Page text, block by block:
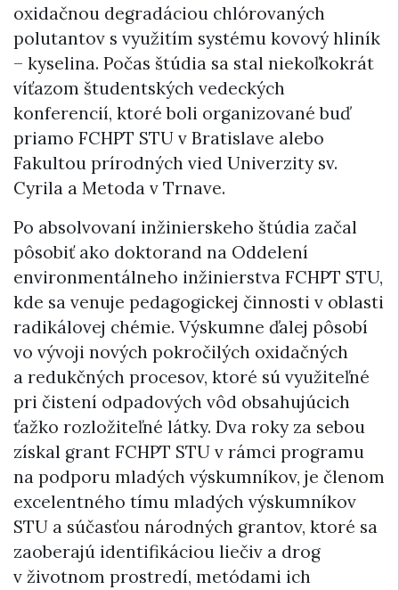
oxidačnou degradáciou chlórovaných
polutantov s využitím systému kovový hliník
– kyselina. Počas štúdia sa stal niekoľkokrát
víťazom študentských vedeckých
konferencií, ktoré boli organizované buď
priamo FCHPT STU v Bratislave alebo
Fakultou prírodných vied Univerzity sv.
Cyrila a Metoda v Trnave.
Po absolvovaní inžinierskeho štúdia začal
pôsobiť ako doktorand na Oddelení
environmentálneho inžinierstva FCHPT STU,
kde sa venuje pedagogickej činnosti v oblasti
radikálovej chémie. Výskumne ďalej pôsobí
vo vývoji nových pokročilých oxidačných
a redukčných procesov, ktoré sú využiteľné
pri čistení odpadových vôd obsahujúcich
ťažko rozložiteľné látky. Dva roky za sebou
získal grant FCHPT STU v rámci programu
na podporu mladých výskumníkov, je členom
excelentného tímu mladých výskumníkov
STU a súčasťou národných grantov, ktoré sa
zaoberajú identifikáciou liečiv a drog
v životnom prostredí, metódami ich